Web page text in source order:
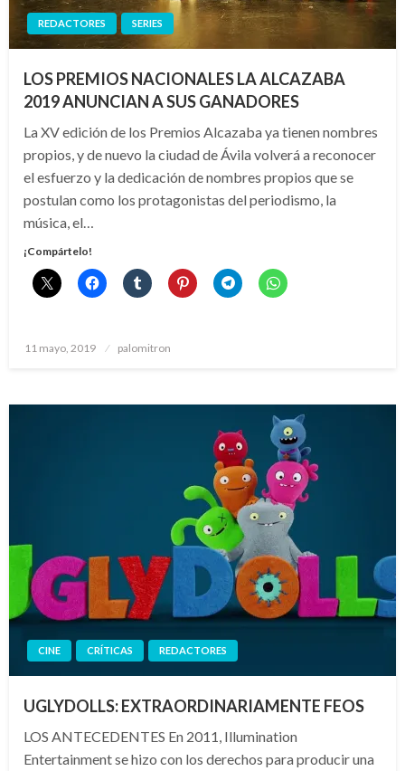
REDACTORES SERIES
LOS PREMIOS NACIONALES LA ALCAZABA
2019 ANUNCIAN A SUS GANADORES
La XV edición de los Premios Alcazaba ya tienen nombres
propios, y de nuevo la ciudad de Ávila volverá a reconocer
el esfuerzo y la dedicación de nombres propios que se
postulan como los protagonistas del periodismo, la
música, el…
¡Compártelo!
Publicado
11 mayo, 2019 palomitron
CINE CRÍTICAS REDACTORES
UGLYDOLLS: EXTRAORDINARIAMENTE FEOS
LOS ANTECEDENTES En 2011, Illumination
Entertainment se hizo con los derechos para producir una